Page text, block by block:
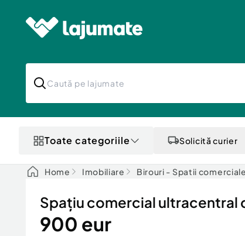
Toate categoriile Solicită curier
Home Imobiliare Birouri - Spatii comerciale
Spațiu comercial ultracentral
900 eur